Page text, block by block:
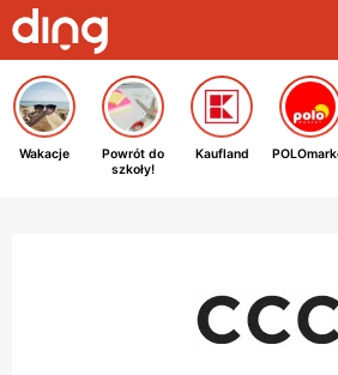
Wakacje
Powrót do
szkoły!
Kaufland